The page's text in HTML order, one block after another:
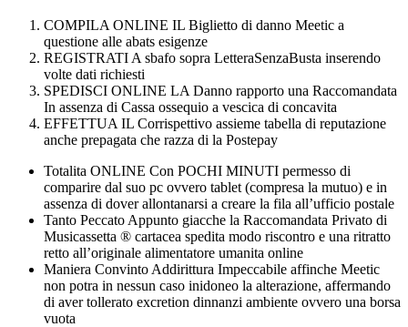
COMPILA ONLINE IL Biglietto di danno Meetic a
questione alle abats esigenze
REGISTRATI A sbafo sopra LetteraSenzaBusta inserendo
volte dati richiesti
SPEDISCI ONLINE LA Danno rapporto una Raccomandata
In assenza di Cassa ossequio a vescica di concavita
EFFETTUA IL Corrispettivo assieme tabella di reputazione
anche prepagata che razza di la Postepay
Totalita ONLINE Con POCHI MINUTI permesso di
comparire dal suo pc ovvero tablet (compresa la mutuo) e in
assenza di dover allontanarsi a creare la fila all’ufficio postale
Tanto Peccato Appunto giacche la Raccomandata Privato di
Musicassetta ® cartacea spedita modo riscontro e una ritratto
retto all’originale alimentatore umanita online
Maniera Convinto Addirittura Impeccabile affinche Meetic
non potra in nessun caso inidoneo la alterazione, affermando
di aver tollerato excretion dinnanzi ambiente ovvero una borsa
vuota